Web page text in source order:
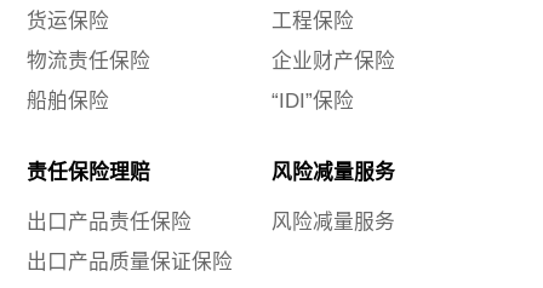
关于我们
加入我们
货运保险
物流责任保险
船舶保险
工程保险
企业财产保险
“IDI”保险
责任保险理赔
出口产品责任保险
出口产品质量保证保险
风险减量服务
风险减量服务